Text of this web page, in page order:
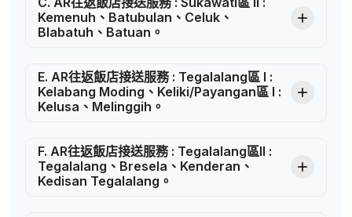
Kemenuh、Batubulan、Celuk、
Blabatuh、Batuan。
E. AR往返飯店接送服務 : Tegalalang區 I :
Kelabang Moding、Keliki/Payangan區 I :
Kelusa、Melinggih。
F. AR往返飯店接送服務 : Tegalalang區II :
Tegalalang、Bresela、Kenderan、
Kedisan Tegalalang。